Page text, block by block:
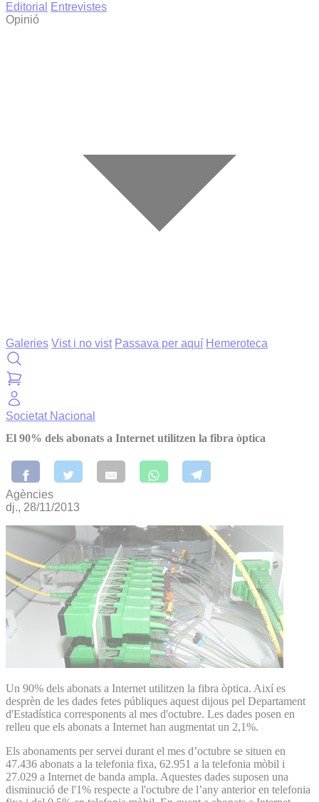
Editorial
Entrevistes
Opinió
Galeries Vist i no vist Passava per aquí Hemeroteca
Societat Nacional
El 90% dels abonats a Internet utilitzen la fibra òptica
Agències
dj., 28/11/2013
Un 90% dels abonats a Internet utilitzen la fibra òptica. Així es
desprèn de les dades fetes públiques aquest dijous pel Departament
d'Estadística corresponents al mes d'octubre. Les dades posen en
relleu que els abonats a Internet han augmentat un 2,1%.
Els abonaments per servei durant el mes d’octubre se situen en
47.436 abonats a la telefonia fixa, 62.951 a la telefonia mòbil i
27.029 a Internet de banda ampla. Aquestes dades suposen una
disminució de l'1% respecte a l'octubre de l’any anterior en telefonia